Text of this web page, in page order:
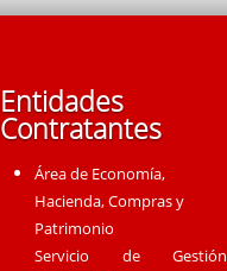
Entidades
Contratantes
Área de Economía,
Hacienda, Compras y
Patrimonio
Servicio de Gestión